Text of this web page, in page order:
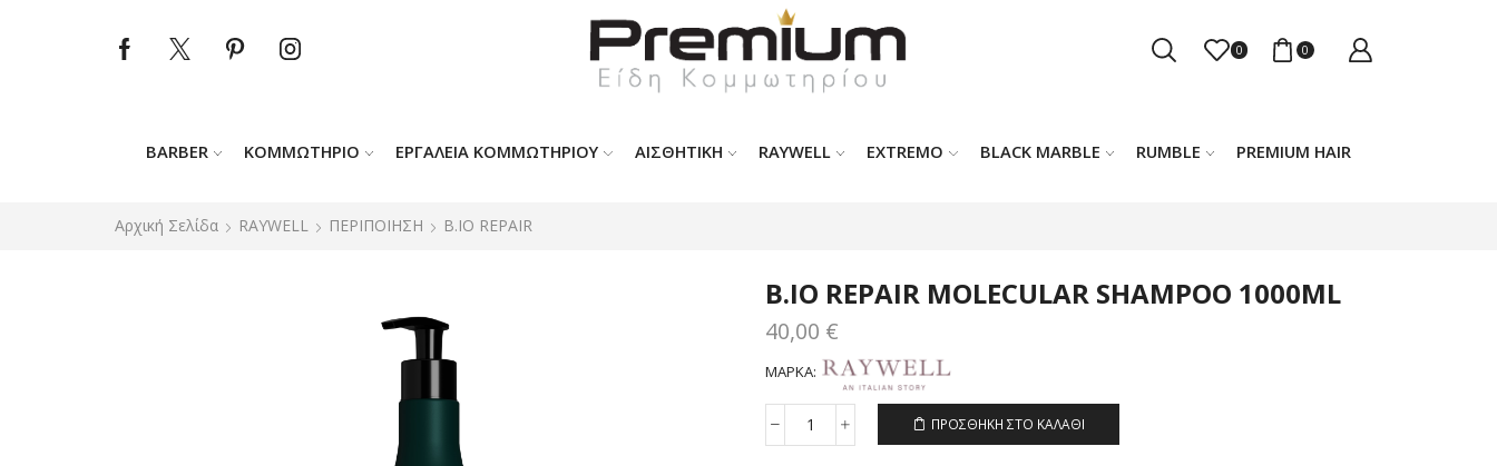
0 0
BARBER ΚΟΜΜΩΤΉΡΙΟ ΕΡΓΑΛΕΊΑ ΚΟΜΜΩΤΗΡΊΟΥ ΑΙΣΘΗΤΙΚΗ RAYWELL EXTREMO BLACK MARBLE RUMBLE PREMIUM HAIR
Αρχική Σελίδα RAYWELL ΠΕΡΙΠΟΙΗΣΗ B.IO REPAIR
B.IO REPAIR MOLECULAR SHAMPOO 1000ML
40,00 €
ΜΆΡΚΑ:
B.IO
ΠΡΟΣΘΉΚΗ ΣΤΟ ΚΑΛΆΘΙ